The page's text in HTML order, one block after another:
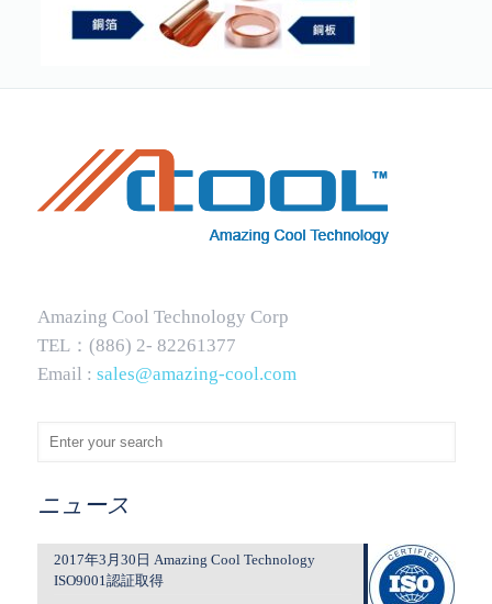
Amazing Cool Technology Corp
TEL：(886) 2- 82261377
Email : sales@amazing-cool.com
ニュース
2017年3月30日 Amazing Cool Technology
ISO9001認証取得